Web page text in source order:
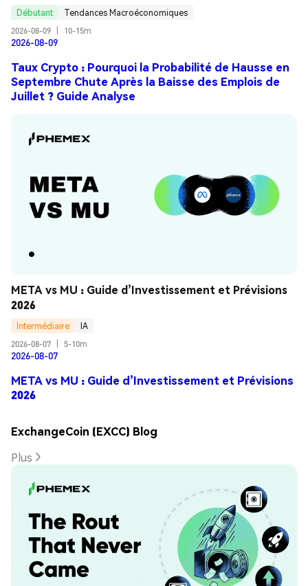
Juillet ? Guide Analyse
Débutant
Tendances Macroéconomiques
2026-08-09
10-15m
2026-08-09
Taux Crypto : Pourquoi la Probabilité de Hausse en
Septembre Chute Après la Baisse des Emplois de
Juillet ? Guide Analyse
META vs MU : Guide d’Investissement et Prévisions
2026
Intermédiaire
IA
2026-08-07
5-10m
2026-08-07
META vs MU : Guide d’Investissement et Prévisions
2026
ExchangeCoin (EXCC) Blog
Plus